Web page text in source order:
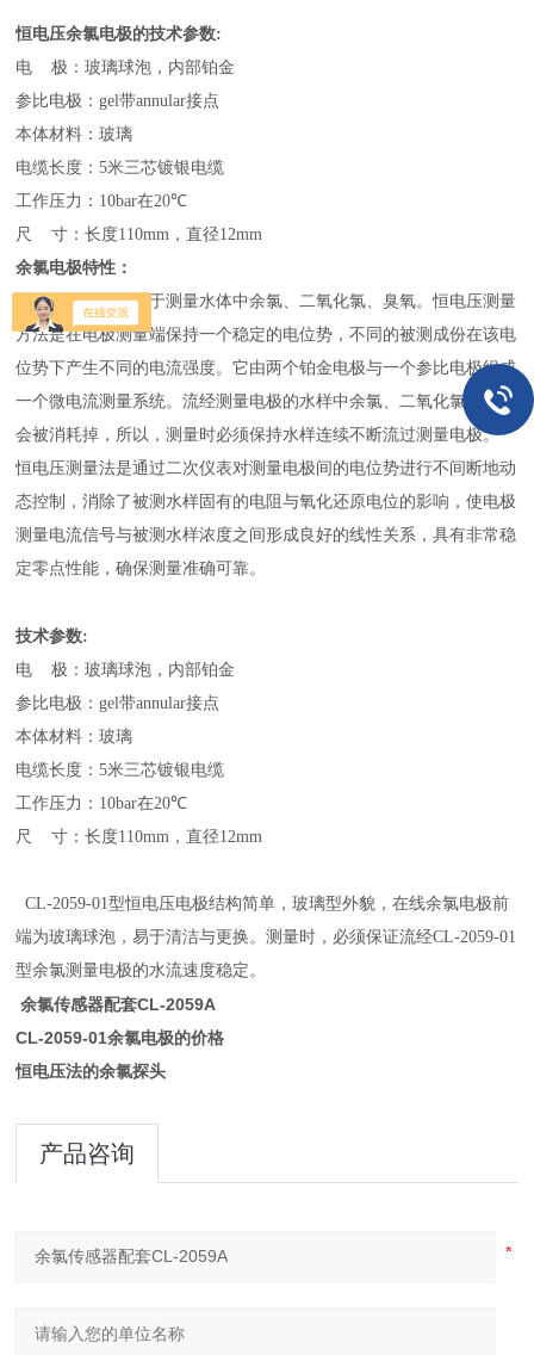
恒电压余氯电极的技术参数:
电 极：玻璃球泡，内部铂金
参比电极：gel带annular接点
本体材料：玻璃
电缆长度：5米三芯镀银电缆
工作压力： 10bar在20℃
尺 寸：长度110mm ，直径12mm
余氯电极特性：
恒电压
原理电极用于测量水体中余氯、二氧化氯、臭氧。恒电压测量
方法是在电极测量端保持一个稳定的电位势，不同的被测成份在该电
位势下产生不同的电流强度。它由两个铂金电极与一个参比电极组成
一个微电流测量系统。流经测量电极的水样中余氯、二氧化氯、臭氧
会被消耗掉，所以，测量时必须保持水样连续不断流过测量电极。
恒电压测量法是通过二次仪表对测量电极间的电位势进行不间断地动
态控制，消除了被测水样固有的电阻与氧化还原电位的影响，使电极
测量电流信号与被测水样浓度之间形成良好的线性关系，具有非常稳
定零点性能，确保测量准确可靠。
技术参数:
电 极：玻璃球泡，内部铂金
参比电极：gel带annular接点
本体材料：玻璃
电缆长度：5米三芯镀银电缆
工作压力： 10bar在20℃
尺 寸：长度110mm ，直径12mm
CL-2059-01型恒电压电极结构简单，玻璃型外貌，在线余氯电极前
端为玻璃球泡，易于清洁与更换。测量时，必须保证流经CL-2059-01
型余氯测量电极的水流速度稳定。
余氯传感器配套CL-2059A
CL-2059-01余氯电极的价格
恒电压法的余氯探头
产品咨询